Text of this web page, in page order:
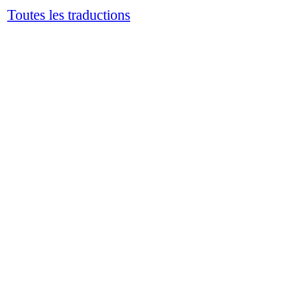
Toutes les traductions